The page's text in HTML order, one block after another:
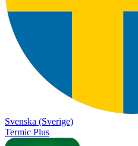
Svenska (Sverige)
Termic Plus